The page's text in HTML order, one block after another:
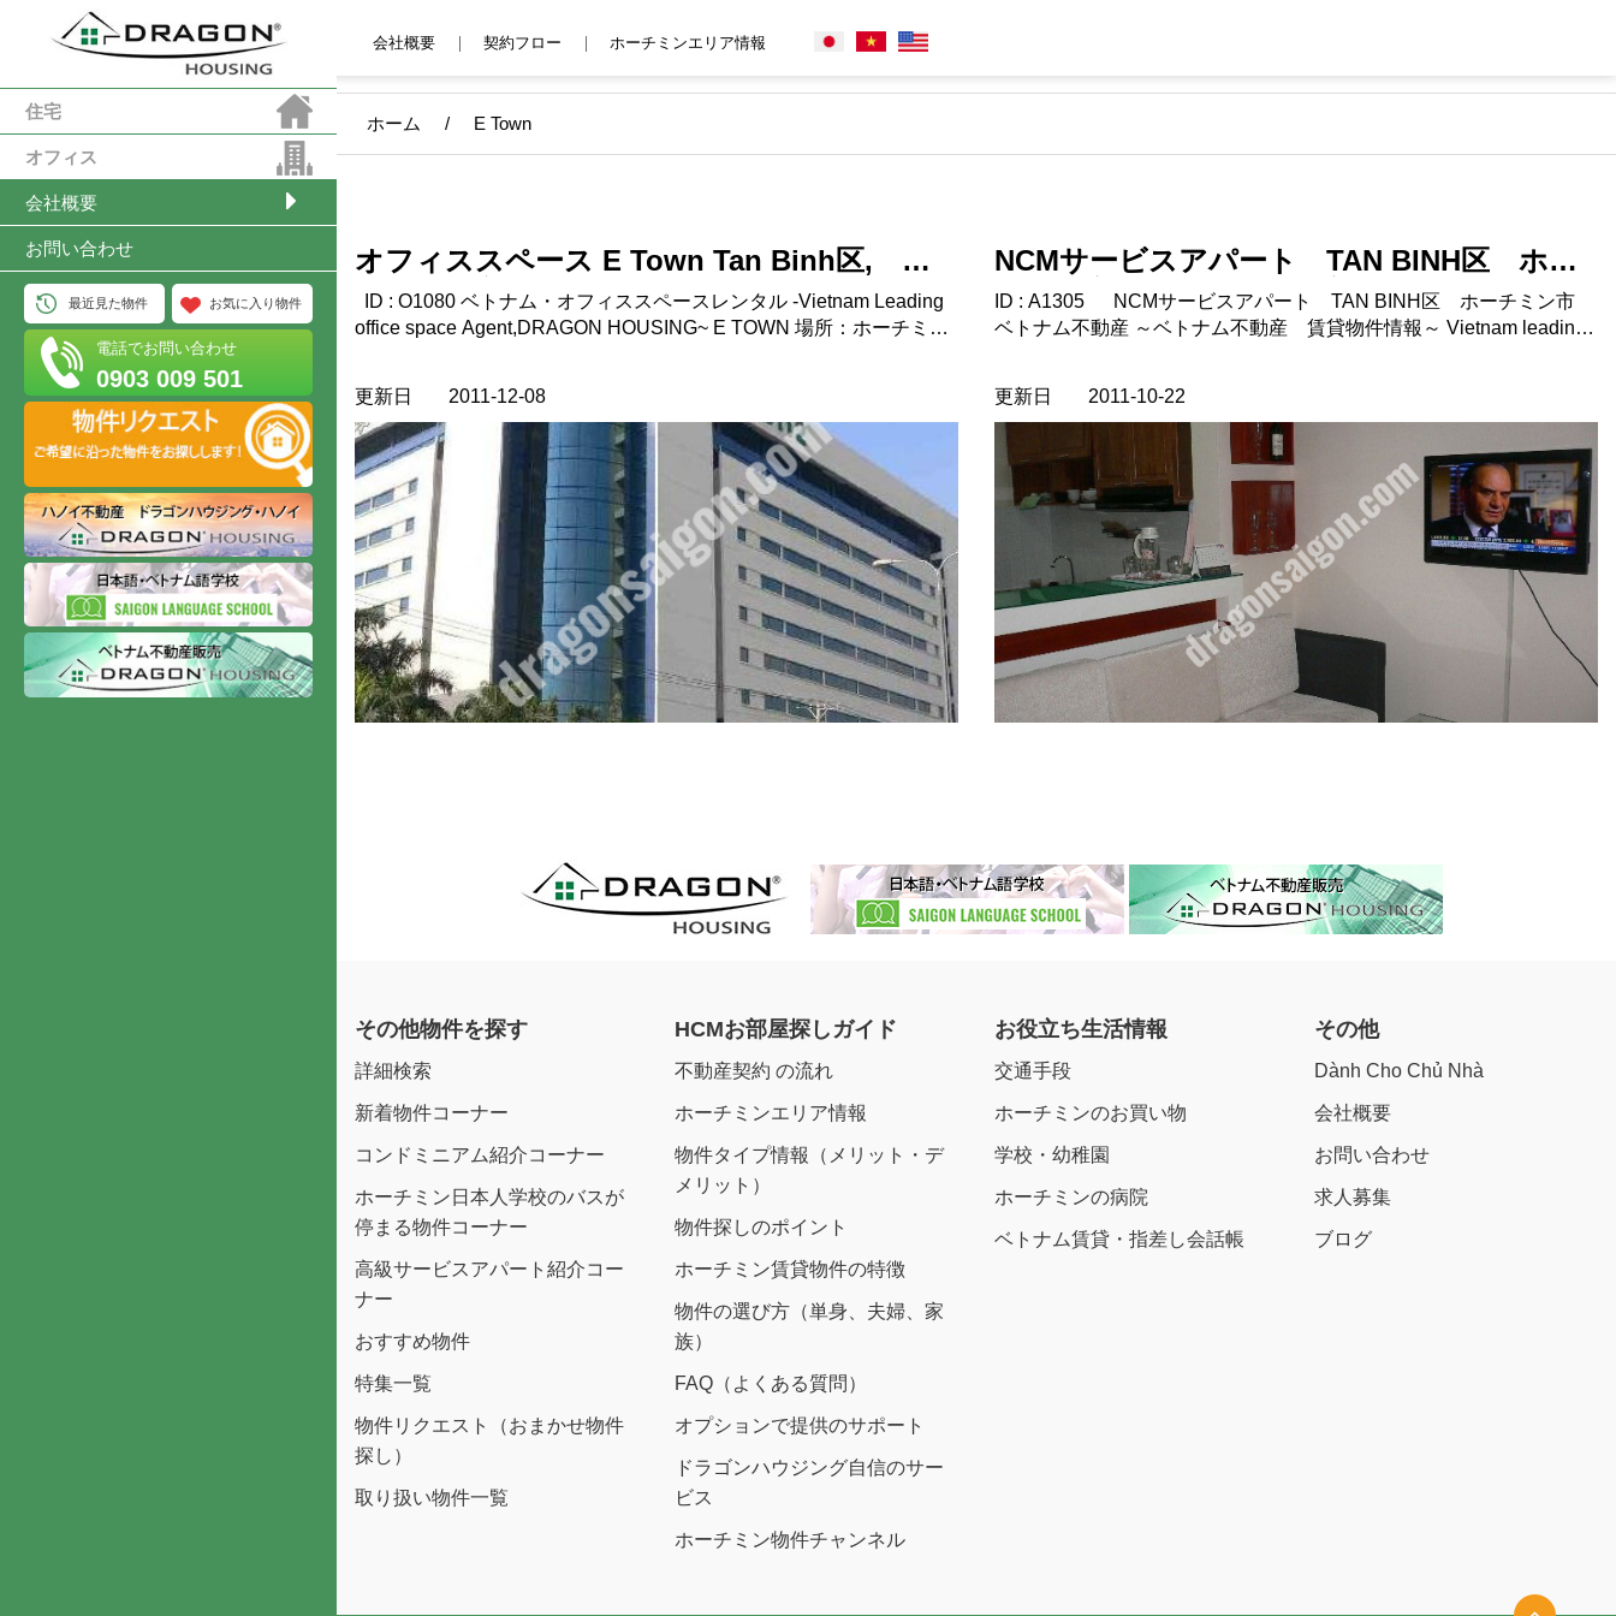
住宅
オフィス
会社概要
お問い合わせ
最近見た物件 お気に入り物件
電話でお問い合わせ
0903 009 501
会社概要 契約フロー ホーチミンエリア情報
ホーム / E Town
更新日 2011-12-08
オフィススペース E Town Tan Binh区, ホ
ーチミン市, ベトナム
office space Agent,DRAGON HOUSING~ E TOWN 場所：ホーチミン
更新日 2011-10-22
NCMサービスアパート TAN BINH区 ホー
チミン市 ベトナム不動産
ID : A1305 NCMサービスアパート TAN BINH区 ホーチミン市
ベトナム不動産 ～ベトナム不動産 賃貸物件情報～ Vietnam leading
キッチン、ソファ、テレビ、等フル装備 家賃に含まれるもの：ＶＡ
Ｔ、電気代、水道代、インターネット、ケーブルＴＶ，掃除、洗濯 家
賃に含まれないもの： コメント：ホーチミン市Tan Binh区のサービス
アパート。 E-Townのすぐそばです。 https://dragonsaigon.com/
その他物件を探す
詳細検索
新着物件コーナー
コンドミニアム紹介コーナー
ホーチミン日本人学校のバスが
停まる物件コーナー
高級サービスアパート紹介コー
ナー
おすすめ物件
特集一覧
物件リクエスト（おまかせ物件
探し）
取り扱い物件一覧
HCMお部屋探しガイド
不動産契約 の流れ
ホーチミンエリア情報
物件タイプ情報（メリット・デ
メリット）
物件探しのポイント
ホーチミン賃貸物件の特徴
物件の選び方（単身、夫婦、家
族）
FAQ（よくある質問）
オプションで提供のサポート
ドラゴンハウジング自信のサー
ビス
ホーチミン物件チャンネル
お役立ち生活情報
交通手段
ホーチミンのお買い物
学校・幼稚園
ホーチミンの病院
ベトナム賃貸・指差し会話帳
その他
Dành Cho Chủ Nhà
会社概要
お問い合わせ
求人募集
ブログ